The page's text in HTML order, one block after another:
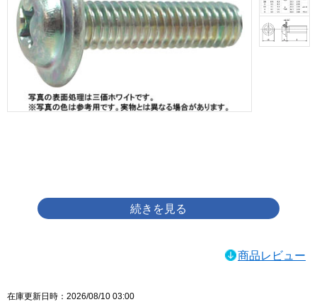
商品レビュー
在庫更新日時：2026/08/10 03:00